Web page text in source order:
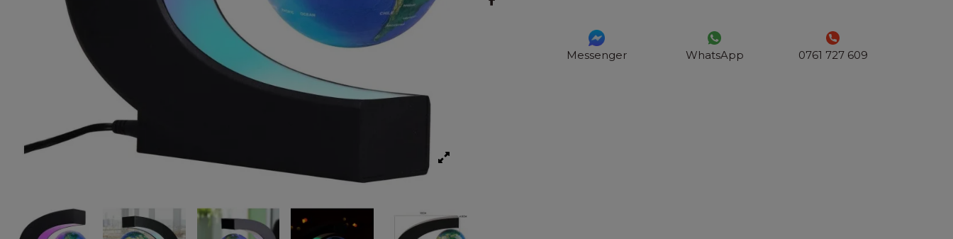
Messenger WhatsApp 0761 727 609